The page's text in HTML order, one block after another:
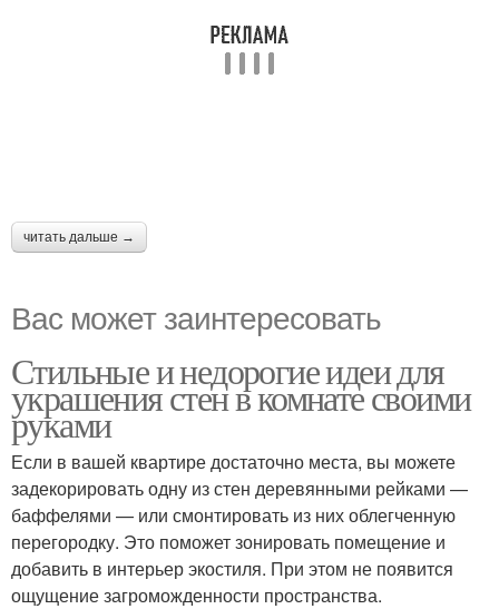
читать дальше →
Вас может заинтересовать
Стильные и недорогие идеи для
украшения стен в комнате своими
руками
Если в вашей квартире достаточно места, вы можете
задекорировать одну из стен деревянными рейками —
баффелями — или смонтировать из них облегченную
перегородку. Это поможет зонировать помещение и
добавить в интерьер экостиля. При этом не появится
ощущение загроможденности пространства.